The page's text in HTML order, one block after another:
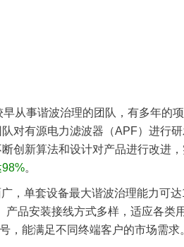
；
经验；
从事谐波治理的团队，有多年的
对有源电力滤波器（APF）进行
创新算法和设计对产品进行改进
，单套设备最大谐波治理能力可
产品安装接线方式多样，适应各类
， 能满足不同终端客户的市场需求。